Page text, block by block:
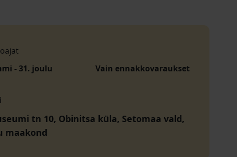
- 31. joulu
Vain ennakkovaraukset
tn 10, Obinitsa küla, Setomaa vald,
maakond